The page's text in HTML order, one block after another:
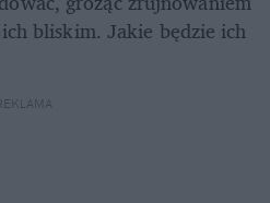
bliskim. Jakie będzie ich